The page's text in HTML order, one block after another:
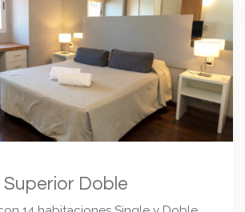
Superior Doble